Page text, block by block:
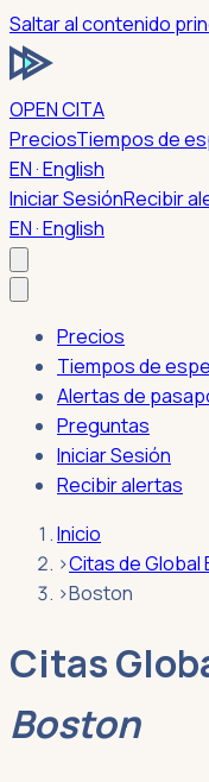
Saltar al contenido
OPEN CITA
PreciosTiempos de
EN · English
Iniciar SesiónRecibir
EN · English
Precios
Tiempos de
Alertas de
Preguntas
Iniciar Sesión
Recibir alertas
Inicio
›Citas de Global
›Boston
Citas
Boston